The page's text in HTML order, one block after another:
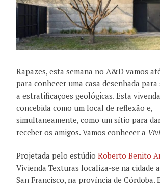
Rapazes, esta semana no A&D vamos
para conhecer uma casa desenhada
a estratificações geológicas. Esta
concebida como um local de reflexão e,
simultaneamente, como um sítio para
receber os amigos. Vamos conhecer a
Projetada pelo estúdio Roberto Benito
Vivienda Texturas localiza-se na cidade
San Francisco, na província de Córdoba.